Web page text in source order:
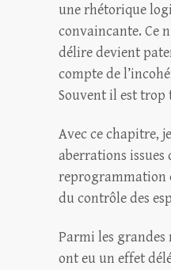
une rhétorique
convaincante. Ce
délire devient
compte de
Souvent il est trop
Avec ce chapitre,
aberrations issues
reprogrammation
du contrôle des
Parmi les
ont eu un effet